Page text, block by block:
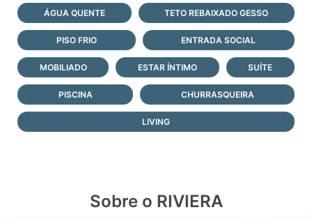
ÁGUA QUENTE TETO REBAIXADO GESSO
PISO FRIO ENTRADA SOCIAL
MOBILIADO ESTAR ÍNTIMO SUÍTE
PISCINA CHURRASQUEIRA
LIVING
Sobre o RIVIERA